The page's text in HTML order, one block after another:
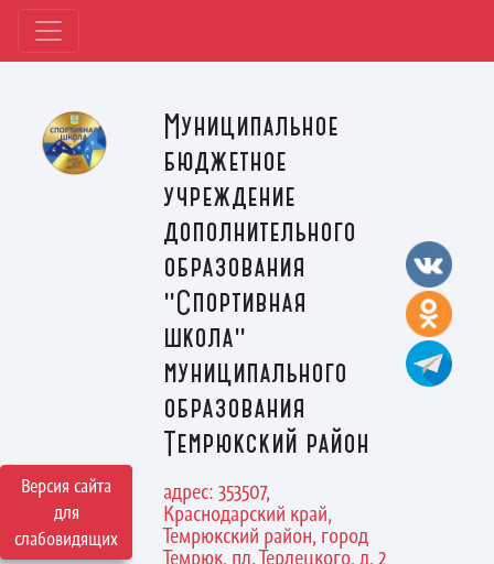
Версия сайта
для
слабовидящих
Муниципальное
бюджетное
учреждение
дополнительного
образования
"Спортивная
школа"
муниципального
образования
Темрюкский район
адрес: 353507,
Краснодарский край,
Темрюкский район, город
Темрюк, пл. Терлецкого, д. 2